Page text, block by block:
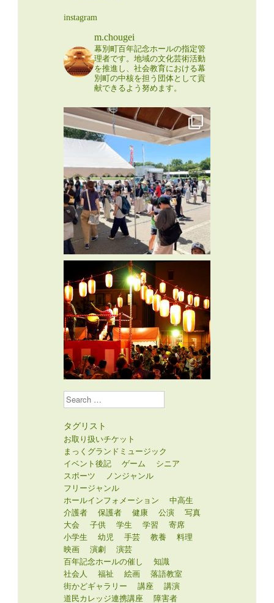
instagram
m.chougei
幕別町百年記念ホールの指定管
理者です。地域の文化芸術活動
を推進し、社会教育における幕
別町の中核を担う団体として貢
献できるよう努めます。
Search
タグリスト
お取り扱いチケット
まっくグランドミュージック
イベント後記
ゲーム
シニア
スポーツ
ノンジャンル
フリージャンル
ホールインフォメーション
中高生
介護者
保護者 健康 公演
写真
大会
子供 学生 学習
寄席
小学生
幼児 手芸 教養
料理
映画
演劇
演芸
百年記念ホールの催し
知識
社会人
福祉 絵画
落語教室
街かどギャラリー
講座
講演
道民カレッジ連携講座
障害者